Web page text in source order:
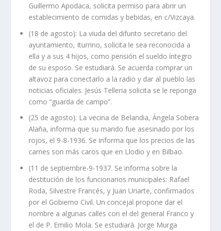
Guillermo Apodaca, solicita permiso para abrir un
establecimiento de comidas y bebidas, en c/Vizcaya.
(18 de agosto): La viuda del difunto secretario del
ayuntamiento, Iturrino, solicita le sea reconocida a
ella y a sus 4 hijos, como pensión el sueldo íntegro
de su esposo. Se estudiará. Se acuerda comprar un
altavoz para conectarlo a la radio y dar al pueblo las
noticias oficiales. Jesús Telleria solicita se le reponga
como “guarda de campo”.
(25 de agosto): La vecina de Belandia, Ángela Sobera
Alaña, informa que su marido fue asesinado por los
rojos, el 9-8-1936. Se informa que los precios de las
carnes son más caros que en Llodio y en Bilbao.
(11 de septiembre-9-1937. Se informa sobre la
destitución de los funcionarios municipales: Rafael
Roda, Silvestre Francés, y Juan Uriarte, confirmados
por el Gobierno Civil. Un concejal propone dar el
nombre a algunas calles con el del general Franco y
el de P. Emilio Mola. Se estudiará. Jorge Murga